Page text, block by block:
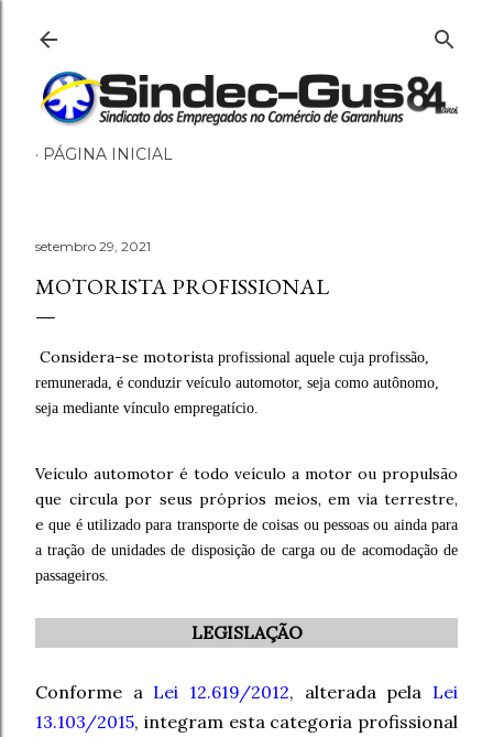
PÁGINA INICIAL
setembro 29, 2021
MOTORISTA PROFISSIONAL
Considera-se motorista profissional aquele cuja profissão,
remunerada, é conduzir veículo automotor, seja como autônomo,
seja mediante vínculo empregatício.
Veículo automotor é todo veículo a motor ou propulsão
que circula por seus próprios meios, em via terrestre,
eque é utilizado para transporte de coisas ou pessoas ou ainda para
a tração de unidades de disposição de carga ou de acomodação de
passageiros.
LEGISLAÇÃO
Conforme a Lei 12.619/2012, alterada pela Lei
13.103/2015, integram esta categoria profissional